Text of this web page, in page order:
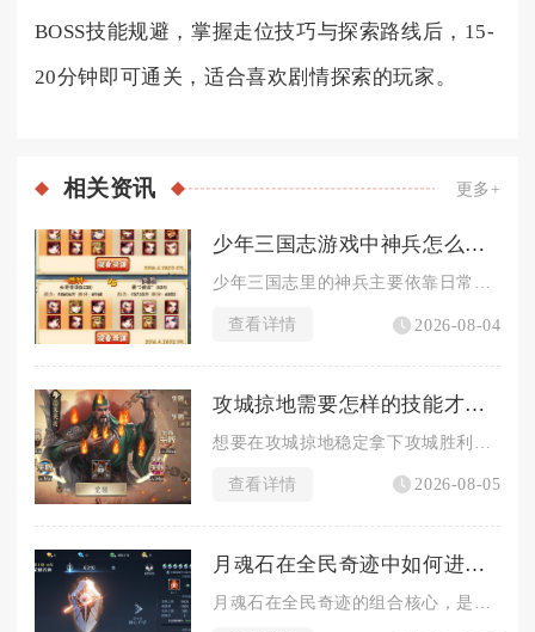
BOSS技能规避，掌握走位技巧与探索路线后，15-
20分钟即可通关，适合喜欢剧情探索的玩家。
相关资讯 更多+
少年三国志游戏中神兵怎么获取
少年三国志里的神兵主要依靠日常副本积累碎片、各类商店兑换以及...
查看详情 2026-08-04
攻城掠地需要怎样的技能才能成功
查看详情 2026-08-05
月魂石在全民奇迹中如何进行组合